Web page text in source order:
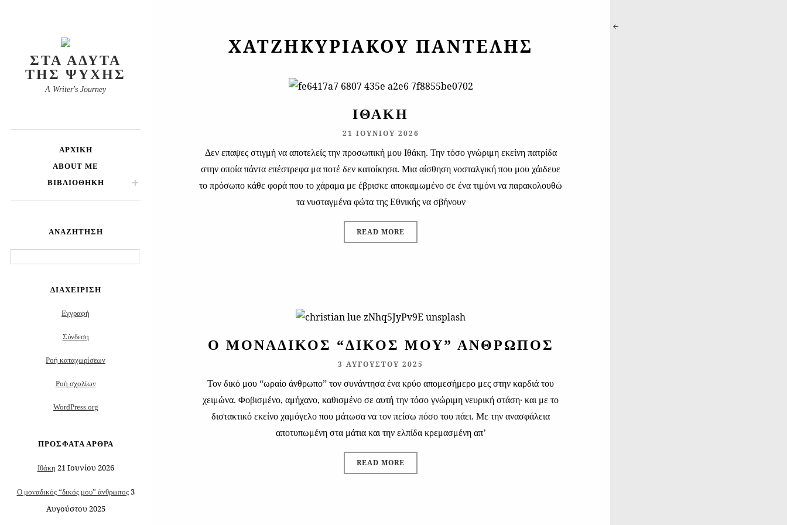
ΣΤΑ ΆΔΥΤΑ
ΤΗΣ ΨΥΧΉΣ
A Writer's Journey
ΑΡΧΙΚΉ
ABOUT ME
ΒΙΒΛΙΟΘΉΚΗ
ΑΝΑΖΉΤΗΣΗ
ΔΙΑΧΕΊΡΙΣΗ
Εγγραφή
Σύνδεση
Ροή καταχωρίσεων
Ροή σχολίων
WordPress.org
ΠΡΌΣΦΑΤΑ ΆΡΘΡΑ
Ιθάκη 21 Ιουνίου 2026
Ο μοναδικός “δικός μου” άνθρωπος 3
Αυγούστου 2025
ΧΑΤΖΗΚΥΡΙΆΚΟΥ ΠΑΝΤΕΛΉΣ
ΙΘΆΚΗ
21 ΙΟΥΝΊΟΥ 2026
Δεν επαψες στιγμή να αποτελείς την προσωπική μου Ιθάκη. Την τόσο γνώριμη εκείνη πατρίδα
στην οποία πάντα επέστρεφα μα ποτέ δεν κατοίκησα. Μια αίσθηση νοσταλγική που μου χάιδευε
το πρόσωπο κάθε φορά που το χάραμα με έβρισκε αποκαμωμένο σε ένα τιμόνι να παρακολουθώ
τα νυσταγμένα φώτα της Εθνικής να σβήνουν
READ MORE
Ο ΜΟΝΑΔΙΚΌΣ “ΔΙΚΌΣ ΜΟΥ” ΆΝΘΡΩΠΟΣ
3 ΑΥΓΟΎΣΤΟΥ 2025
Τον δικό μου “ωραίο άνθρωπο” τον συνάντησα ένα κρύο απομεσήμερο μες στην καρδιά του
χειμώνα. Φοβισμένο, αμήχανο, καθισμένο σε αυτή την τόσο γνώριμη νευρική στάση· και με το
διστακτικό εκείνο χαμόγελο που μάτωσα να τον πείσω πόσο του πάει. Με την ανασφάλεια
αποτυπωμένη στα μάτια και την ελπίδα κρεμασμένη απ’
READ MORE